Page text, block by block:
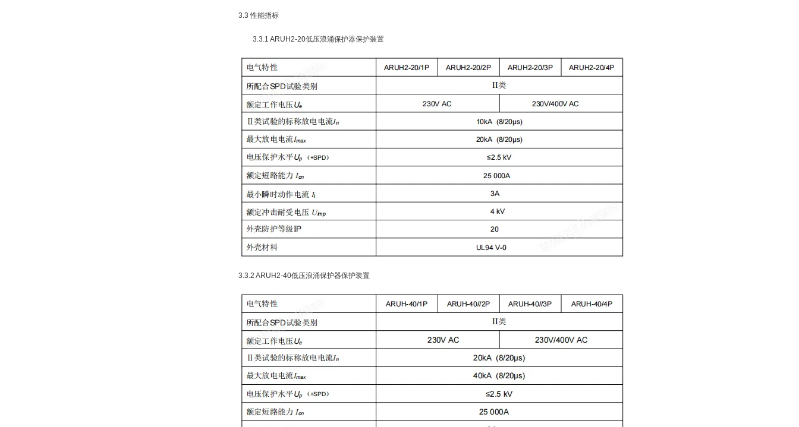
3.3 性能指标
3.3.1 ARUH2-20低压浪涌保护器保护装置
3.3.2 ARUH2-40低压浪涌保护器保护装置